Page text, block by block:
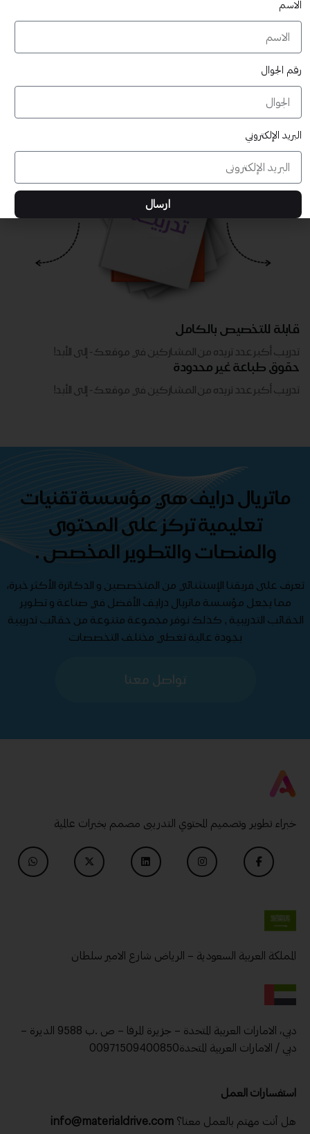
عدد غير محدود من المستخدمين
تدريب أكبر عدد تريده من المشاركين في موقعك - ​​إلى الأبد!
لا توجد رسوم تجديد سنوية
تدريب أكبر عدد تريده من المشاركين في موقعك - ​​إلى الأبد!
قابلة للتخصيص بالكامل
تدريب أكبر عدد تريده من المشاركين في موقعك - ​​إلى الأبد!
حقوق طباعة غير محدودة
تدريب أكبر عدد تريده من المشاركين في موقعك - ​​إلى الأبد!
ماتريال درايف هي مؤسسة تقنيات
تعليمية تركز على المحتوى
والمنصات والتطوير المخصص .
تعرف على فريقنا الإستثنائي من المتخصصين و الدكاترة الأكثر خبرة،
مما يجعل مؤسسة ماتريال درايف الأفضل في صناعة و تطوير
الحقائب التدريبية , كذلك نوفر مجموعة متنوعة من حقائب تدريبية
بجودة عالية تغطي مختلف التخصصات
تواصل معنا
خبراء تطوير وتصميم المحتوي التدريبى مصمم بخبرات عالمية
المملكة العربية السعودية – الرياض شارع الامير سلطان
دبي، الامارات العربية المتحدة – جزيرة المرفا – ص .ب 9588 الديرة –
دبي / الامارات العربية المتحدة00971509400850
استفسارات العمل
هل أنت مهتم بالعمل معنا؟ info@materialdrive.com
الاسم
رقم الجوال
البريد الإلكتروني
ارسال